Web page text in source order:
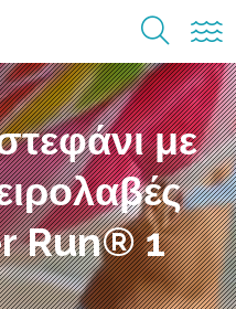
με
Run® 1